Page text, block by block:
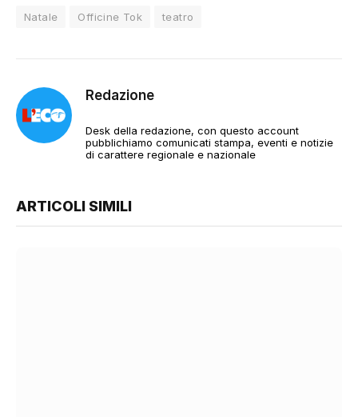
Natale Officine Tok teatro
Redazione
Desk della redazione, con questo account
pubblichiamo comunicati stampa, eventi e notizie
di carattere regionale e nazionale
ARTICOLI SIMILI